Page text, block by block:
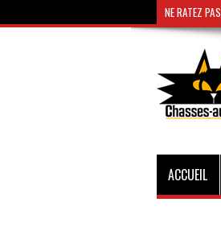
NE RATEZ PAS
ACCUEIL